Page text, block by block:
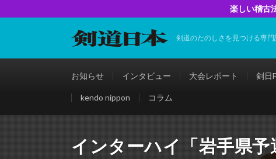
楽しい稽古
剣道のたのしさを見つける専門
お知らせ インタビュー 大会レポート 剣日
kendo nippon コラム
インターハイ「岩手県予